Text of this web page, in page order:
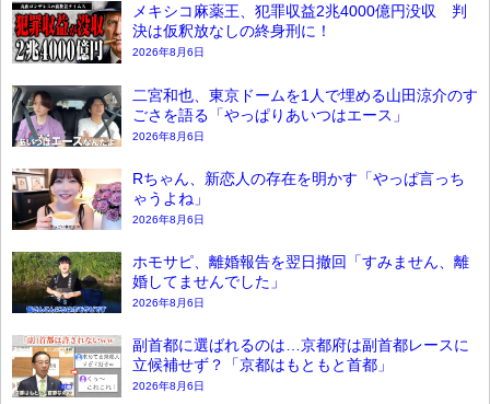
メキシコ麻薬王、犯罪収益2兆4000億円没収 判
決は仮釈放なしの終身刑に！
2026年8月6日
二宮和也、東京ドームを1人で埋める山田涼介のす
ごさを語る「やっぱりあいつはエース」
2026年8月6日
Rちゃん、新恋人の存在を明かす「やっぱ言っち
ゃうよね」
2026年8月6日
ホモサピ、離婚報告を翌日撤回「すみません、離
婚してませんでした」
2026年8月6日
副首都に選ばれるのは…京都府は副首都レースに
立候補せず？「京都はもともと首都」
2026年8月6日